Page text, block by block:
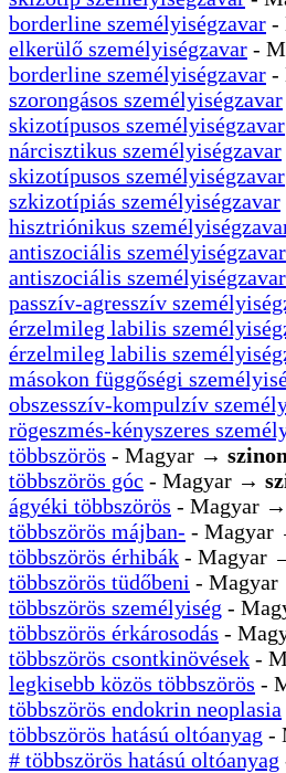
borderline személyiségzavar -
elkerülő személyiségzavar -
borderline személyiségzavar -
szorongásos személyiségzavar
skizotípusos személyiségzavar
nárcisztikus személyiségzavar
skizotípusos személyiségzavar
szkizotípiás személyiségzavar
hisztriónikus
antiszociális személyiségzavar
antiszociális személyiségzavar
passzív-agresszív
érzelmileg labilis
érzelmileg labilis
másokon függőségi
obszesszív-kompulzív
rögeszmés-kényszeres
többszörös - Magyar →
többszörös góc - Magyar →
ágyéki többszörös - Magyar →
többszörös májban- - Magyar
többszörös érhibák - Magyar
többszörös tüdőbeni -
többszörös személyiség -
többszörös érkárosodás -
többszörös csontkinövések -
legkisebb közös többszörös -
többszörös endokrin neoplasia
többszörös hatású oltóanyag -
# többszörös hatású oltóanyag